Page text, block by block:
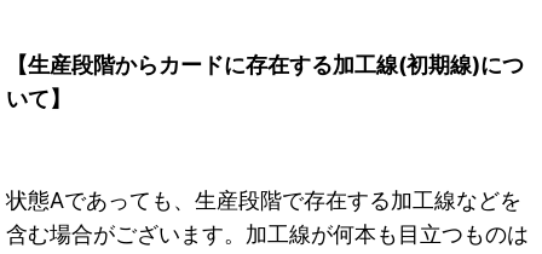
【生産段階からカードに存在する加工線(初期線)につ
いて】
状態Aであっても、生産段階で存在する加工線などを
含む場合がございます。加工線が何本も目立つものは